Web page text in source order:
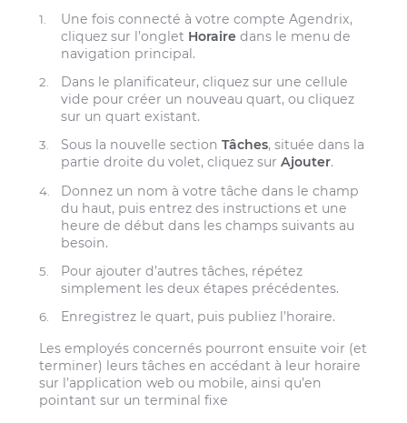
Une fois connecté à votre compte Agendrix,
cliquez sur l’onglet Horaire dans le menu de
navigation principal.
Dans le planificateur, cliquez sur une cellule
vide pour créer un nouveau quart, ou cliquez
sur un quart existant.
Sous la nouvelle sectionTâches, située dans la
partie droite du volet, cliquez surAjouter.
Donnez un nom à votre tâche dans le champ
du haut, puis entrez des instructions et une
heure de début dans les champs suivants au
besoin.
Pour ajouter d’autres tâches, répétez
simplement les deux étapes précédentes.
Enregistrez le quart, puis publiez l’horaire.
Les employés concernés pourront ensuite voir (et
terminer) leurs tâches en accédant à leur horaire
sur l’application web ou mobile, ainsi qu’en
pointant sur un terminal fixe